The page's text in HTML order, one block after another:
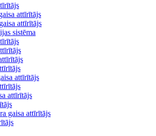
attīrītājs
attīrītājs
sistēma
attīrītājs
attīrītājs
gaisa attīrītājs